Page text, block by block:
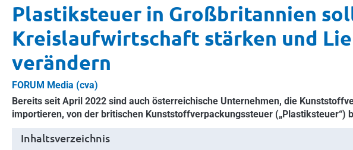
Plastiksteuer in Großbritannien
Kreislaufwirtschaft stärken und
verändern
FORUM Media (cva)
Bereits seit April 2022 sind auch österreichische Unternehmen, die
importieren, von der britischen Kunststoffverpackungssteuer („Plastiksteuer“)
Inhaltsverzeichnis